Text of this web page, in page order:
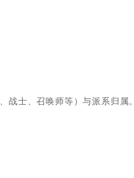
战士、召唤师等）与派系归属。